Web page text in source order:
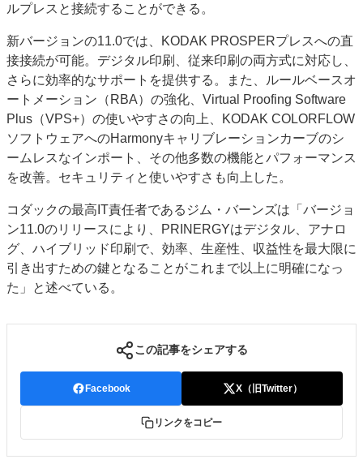
ルプレスと接続することができる。
新バージョンの11.0では、KODAK PROSPERプレスへの直
接接続が可能。デジタル印刷、従来印刷の両方式に対応し、
さらに効率的なサポートを提供する。また、ルールベースオ
ートメーション（RBA）の強化、Virtual Proofing Software
Plus（VPS+）の使いやすさの向上、KODAK COLORFLOW
ソフトウェアへのHarmonyキャリブレーションカーブのシ
ームレスなインポート、その他多数の機能とパフォーマンス
を改善。セキュリティと使いやすさも向上した。
コダックの最高IT責任者であるジム・バーンズは「バージョ
ン11.0のリリースにより、PRINERGYはデジタル、アナロ
グ、ハイブリッド印刷で、効率、生産性、収益性を最大限に
引き出すための鍵となることがこれまで以上に明確になっ
た」と述べている。
この記事をシェアする
Facebook X（旧Twitter）
リンクをコピー